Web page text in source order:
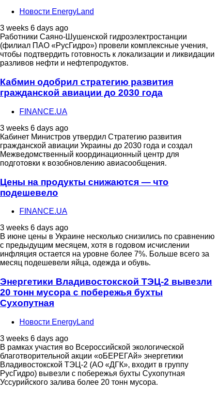
Новости EnergyLand
3 weeks 6 days ago
Работники Саяно-Шушенской гидроэлектростанции
(филиал ПАО «РусГидро») провели комплексные учения,
чтобы подтвердить готовность к локализации и ликвидации
разливов нефти и нефтепродуктов.
Кабмин одобрил стратегию развития
гражданской авиации до 2030 года
FINANCE.UA
3 weeks 6 days ago
Кабинет Министров утвердил Стратегию развития
гражданской авиации Украины до 2030 года и создал
Межведомственный координационный центр для
подготовки к возобновлению авиасообщения.
Цены на продукты снижаются — что
подешевело
FINANCE.UA
3 weeks 6 days ago
В июне цены в Украине несколько снизились по сравнению
с предыдущим месяцем, хотя в годовом исчислении
инфляция остается на уровне более 7%. Больше всего за
месяц подешевели яйца, одежда и обувь.
Энергетики Владивостокской ТЭЦ-2 вывезли
20 тонн мусора с побережья бухты
Сухопутная
Новости EnergyLand
3 weeks 6 days ago
В рамках участия во Всероссийской экологической
благотворительной акции «оБЕРЕГАй» энергетики
Владивостокской ТЭЦ-2 (АО «ДГК», входит в группу
РусГидро) вывезли с побережья бухты Сухопутная
Уссурийского залива более 20 тонн мусора.